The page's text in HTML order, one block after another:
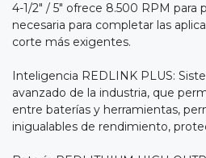
4-1/2" / 5" ofrece 8.500 RPM para
necesaria para completar las
corte más exigentes.
Inteligencia REDLINK PLUS:
avanzado de la industria, que
entre baterías y herramientas,
inigualables de rendimiento,